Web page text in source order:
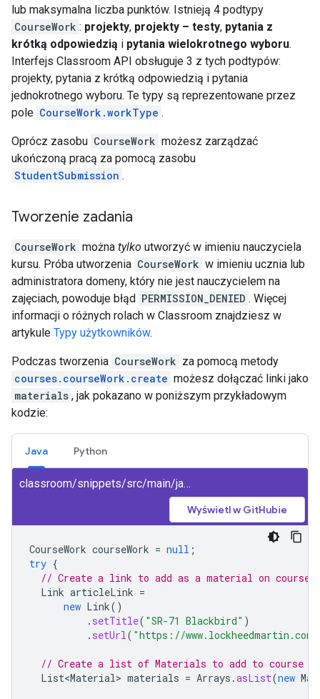
lub maksymalna liczba punktów. Istnieją 4 podtypy
CourseWork : projekty, projekty – testy, pytania z
krótką odpowiedzią i pytania wielokrotnego wyboru.
Interfejs Classroom API obsługuje 3 z tych podtypów:
projekty, pytania z krótką odpowiedzią i pytania
jednokrotnego wyboru. Te typy są reprezentowane przez
pole CourseWork.workType .
Oprócz zasobu CourseWork możesz zarządzać
ukończoną pracą za pomocą zasobu
StudentSubmission .
Tworzenie zadania
CourseWork można tylko utworzyć w imieniu nauczyciela
kursu. Próba utworzenia CourseWork w imieniu ucznia lub
administratora domeny, który nie jest nauczycielem na
zajęciach, powoduje błąd PERMISSION_DENIED . Więcej
informacji o różnych rolach w Classroom znajdziesz w
artykule Typy użytkowników.
Podczas tworzenia CourseWork za pomocą metody
courses.courseWork.create możesz dołączać linki jako
materials , jak pokazano w poniższym przykładowym
kodzie:
Java Python
classroom/snippets/src/main/java/CreateCourseWork.java
Wyświetl w GitHubie
CourseWork courseWork = null ;
try {
// Create a link to add as a material on course
Link articleLink =
new Link()
. setTitle( "SR-71 Blackbird" )
. setUrl( "https://
// Create a list of Materials to add to course
List<Material> materials = Arrays .asList(new